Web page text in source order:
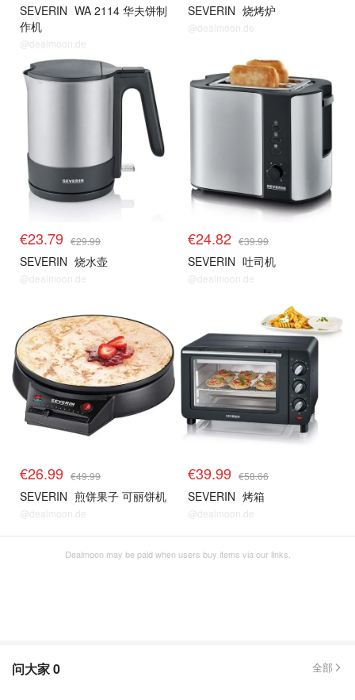
SEVERIN WA 2114 华夫饼制
作机
@dealmoon.de
SEVERIN 烧烤炉
@dealmoon.de
€23.79 €29.99
SEVERIN 烧水壶
@dealmoon.de
€24.82 €39.99
SEVERIN 吐司机
@dealmoon.de
€26.99 €49.99
SEVERIN 煎饼果子 可丽饼机
@dealmoon.de
€39.99 €58.66
SEVERIN 烤箱
@dealmoon.de
Dealmoon may be paid when users buy items via our links.
问大家0 全部